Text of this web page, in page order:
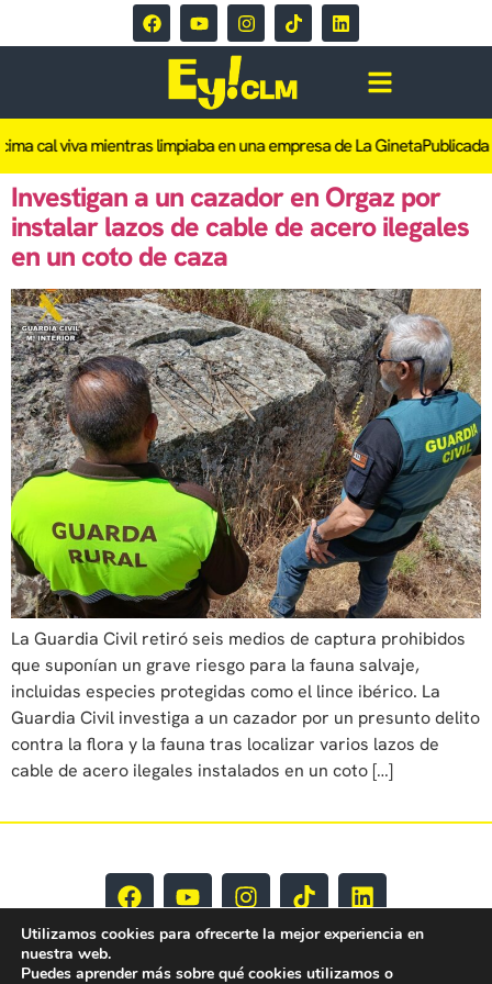
cal viva mientras limpiaba en una empresa de La GinetaPublicada
Investigan a un cazador en Orgaz por
instalar lazos de cable de acero ilegales
en un coto de caza
La Guardia Civil retiró seis medios de captura prohibidos
que suponían un grave riesgo para la fauna salvaje,
incluidas especies protegidas como el lince ibérico. La
Guardia Civil investiga a un cazador por un presunto delito
contra la flora y la fauna tras localizar varios lazos de
cable de acero ilegales instalados en un coto […]
Utilizamos cookies para ofrecerte la mejor experiencia en
nuestra web.
Puedes aprender más sobre qué cookies utilizamos o